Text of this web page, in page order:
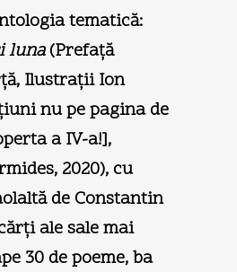
tematică:
luna(Prefaţă
Ilustraţii Ion
nu pe pagina de
a IV-a!],
2020), cu
de Constantin
ale sale mai
30 de poeme, ba